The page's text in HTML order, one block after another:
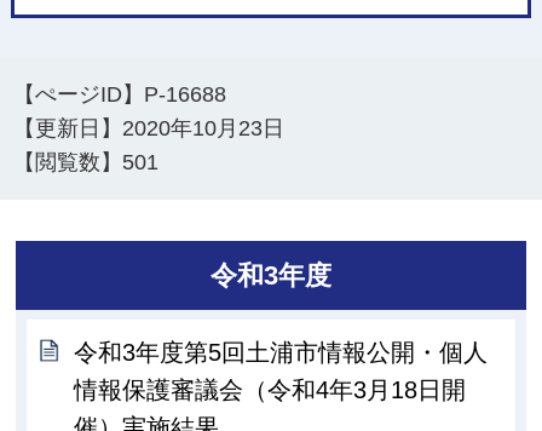
【ぺージID】 P-16688
【更新日】 2020年10月23日
【閲覧数】 501
令和3年度
令和3年度第5回土浦市情報公開・個人
情報保護審議会（令和4年3月18日開